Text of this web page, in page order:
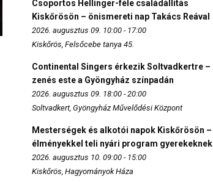
Csoportos Hellinger-féle családállítás
Kiskőrösön – önismereti nap Takács Reával
2026. augusztus 09. 10:00 - 17:00
Kiskőrös, Felsőcebe tanya 45.
Continental Singers érkezik Soltvadkertre –
zenés este a Gyöngyház színpadán
2026. augusztus 09. 18:00 - 20:00
Soltvadkert, Gyöngyház Művelődési Központ
Mesterségek és alkotói napok Kiskőrösön –
élményekkel teli nyári program gyerekeknek
2026. augusztus 10. 09:00 - 15:00
Kiskőrös, Hagyományok Háza